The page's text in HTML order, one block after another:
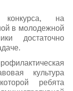
конкурса, на
в молодежной
достаточно
культура
ребята